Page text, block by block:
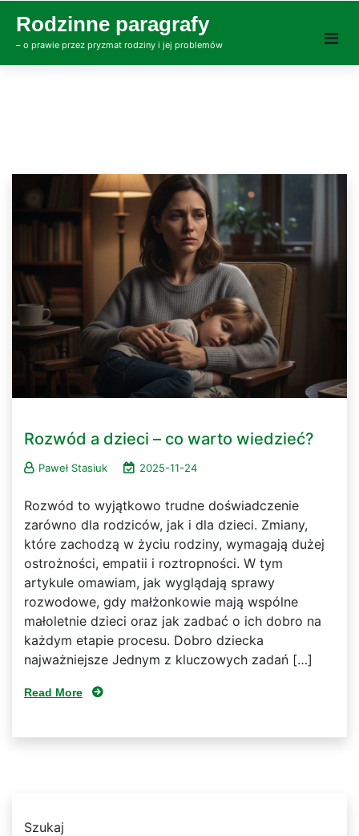
content
Rodzinne paragrafy
– o prawie przez pryzmat rodziny i jej problemów
Rozwód a dzieci – co warto wiedzieć?
Paweł Stasiuk 2025-11-24
Rozwód to wyjątkowo trudne doświadczenie
zarówno dla rodziców, jak i dla dzieci. Zmiany,
które zachodzą w życiu rodziny, wymagają dużej
ostrożności, empatii i roztropności. W tym
artykule omawiam, jak wyglądają sprawy
rozwodowe, gdy małżonkowie mają wspólne
małoletnie dzieci oraz jak zadbać o ich dobro na
każdym etapie procesu. Dobro dziecka
najważniejsze Jednym z kluczowych zadań […]
Read More
Szukaj